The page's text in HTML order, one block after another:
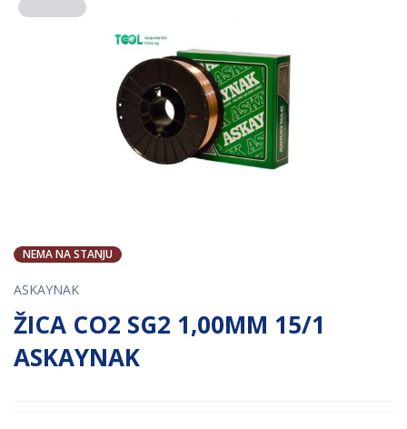
NEMA NA STANJU
ASKAYNAK
ŽICA CO2 SG2 1,00MM 15/1
ASKAYNAK